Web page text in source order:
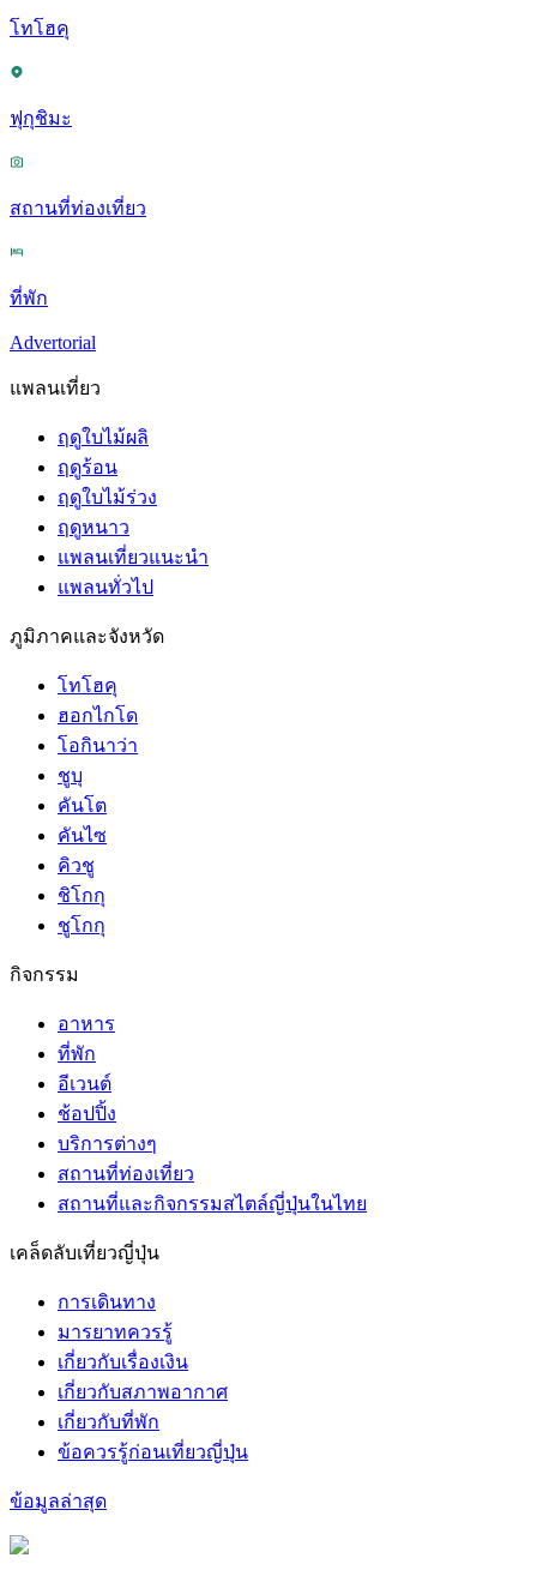
โทโฮคุ
ฟุกุชิมะ
สถานที่ท่องเที่ยว
ที่พัก
Advertorial
แพลนเที่ยว
ฤดูใบไม้ผลิ
ฤดูร้อน
ฤดูใบไม้ร่วง
ฤดูหนาว
แพลนเที่ยวแนะนำ
แพลนทั่วไป
ภูมิภาคและจังหวัด
โทโฮคุ
ฮอกไกโด
โอกินาว่า
ชูบุ
คันโต
คันไซ
คิวชู
ชิโกกุ
ชูโกกุ
กิจกรรม
อาหาร
ที่พัก
อีเวนต์
ช้อปปิ้ง
บริการต่างๆ
สถานที่ท่องเที่ยว
สถานที่และกิจกรรมสไตล์ญี่ปุ่นในไทย
เคล็ดลับเที่ยวญี่ปุ่น
การเดินทาง
มารยาทควรรู้
เกี่ยวกับเรื่องเงิน
เกี่ยวกับสภาพอากาศ
เกี่ยวกับที่พัก
ข้อควรรู้ก่อนเที่ยวญี่ปุ่น
ข้อมูลล่าสุด